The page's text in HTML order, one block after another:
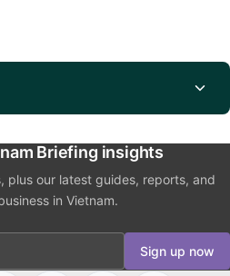
Briefing insights
plus our latest guides, reports, and
in Vietnam.
Sign up now